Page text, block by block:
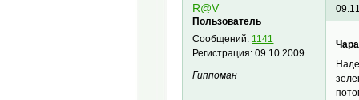
R@V
Пользователь
Сообщений: 1141
Регистрация:09.10.2009
Гиппоман